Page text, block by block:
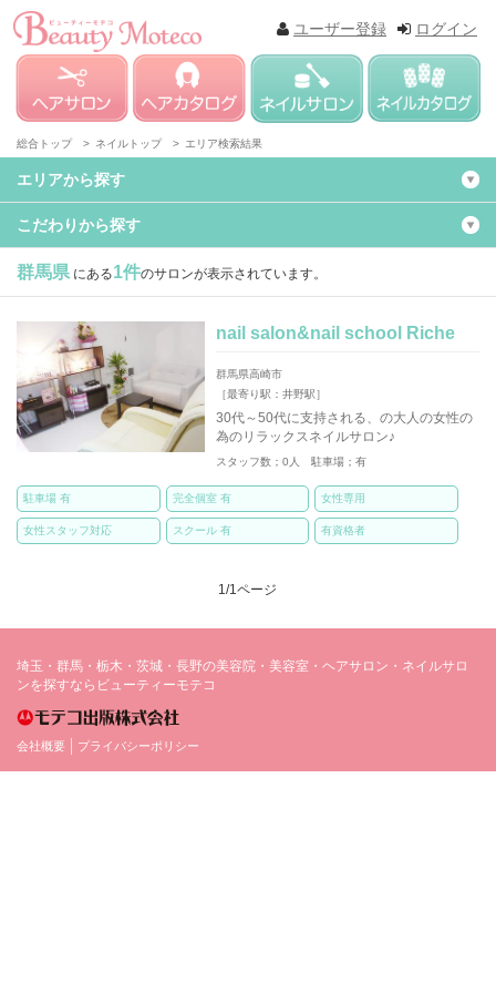
ログイン
ユーザー登録
総合トップ > ネイルトップ > エリア検索結果
エリアから探す
こだわりから探す
群馬県にある1件のサロンが表示されています。
nail salon&nail school Riche
群馬県高崎市
［最寄り駅：井野駅］
30代～50代に支持される、の大人の女性の
為のリラックスネイルサロン♪
スタッフ数；0人 駐車場；有
駐車場 有 完全個室 有 女性専用
女性スタッフ対応 スクール 有 有資格者
1/1ページ
埼玉・群馬・栃木・茨城・長野の美容院・美容室・ヘアサロン・ネイルサロ
ンを探すならビューティーモテコ
会社概要 プライバシーポリシー